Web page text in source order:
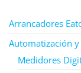
Arrancadores
Automatización
Medidores